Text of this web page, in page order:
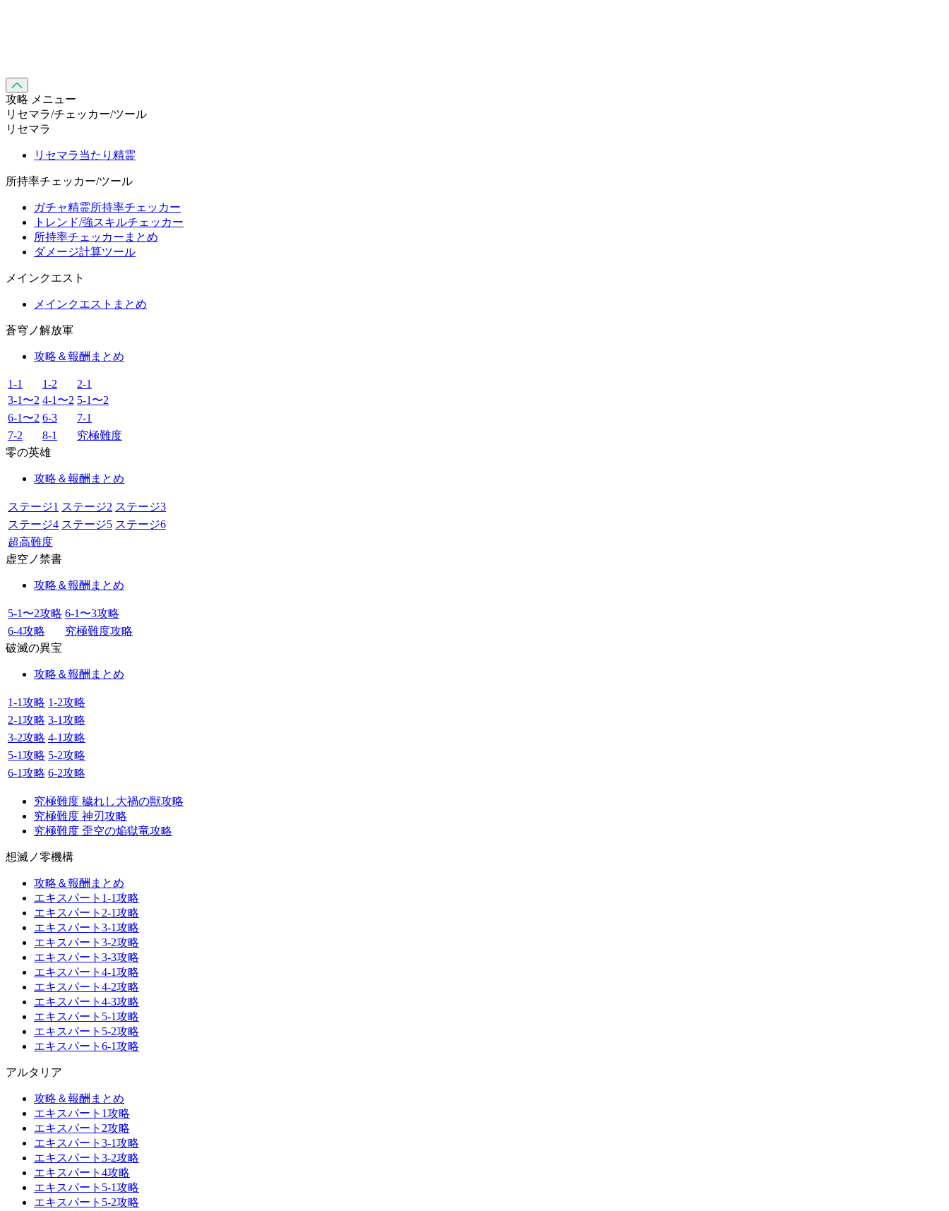
攻略 メニュー
リセマラ/チェッカー/ツール
リセマラ
リセマラ当たり精霊
所持率チェッカー/ツール
ガチャ精霊所持率チェッカー
トレンド/強スキルチェッカー
所持率チェッカーまとめ
ダメージ計算ツール
メインクエスト
メインクエストまとめ
蒼穹ノ解放軍
攻略＆報酬まとめ
1-1 1-2
2-1
3-1〜2 4-1〜2 5-1〜2
6-1〜2 6-3
7-1
7-2
8-1
究極難度
零の英雄
攻略＆報酬まとめ
ステージ1 ステージ2 ステージ3
ステージ4 ステージ5 ステージ6
超高難度
虚空ノ禁書
攻略＆報酬まとめ
5-1〜2攻略 6-1〜3攻略
6-4攻略
究極難度攻略
破滅の異宝
攻略＆報酬まとめ
1-1攻略 1-2攻略
2-1攻略 3-1攻略
3-2攻略 4-1攻略
5-1攻略 5-2攻略
6-1攻略 6-2攻略
究極難度 穢れし大禍の獣攻略
究極難度 神刃攻略
究極難度 歪空の焔獄竜攻略
想滅ノ零機構
攻略＆報酬まとめ
エキスパート1-1攻略
エキスパート2-1攻略
エキスパート3-1攻略
エキスパート3-2攻略
エキスパート3-3攻略
エキスパート4-1攻略
エキスパート4-2攻略
エキスパート4-3攻略
エキスパート5-1攻略
エキスパート5-2攻略
エキスパート6-1攻略
アルタリア
攻略＆報酬まとめ
エキスパート1攻略
エキスパート2攻略
エキスパート3-1攻略
エキスパート3-2攻略
エキスパート4攻略
エキスパート5-1攻略
エキスパート5-2攻略